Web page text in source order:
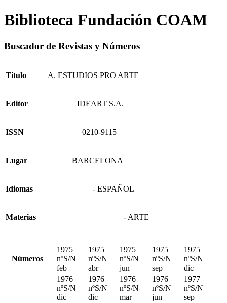
Biblioteca Fundación COAM
Buscador de Revistas y Números
Titulo A. ESTUDIOS PRO ARTE
Editor IDEART S.A.
ISSN 0210-9115
Lugar BARCELONA
Idiomas - ESPAÑOL
Materias - ARTE
Números
1975
nºS/N
feb
1975
nºS/N
abr
1975
nºS/N
jun
1975
nºS/N
sep
1975
nºS/N
dic
1976
nºS/N
dic
1976
nºS/N
dic
1976
nºS/N
mar
1976
nºS/N
jun
1977
nºS/N
sep